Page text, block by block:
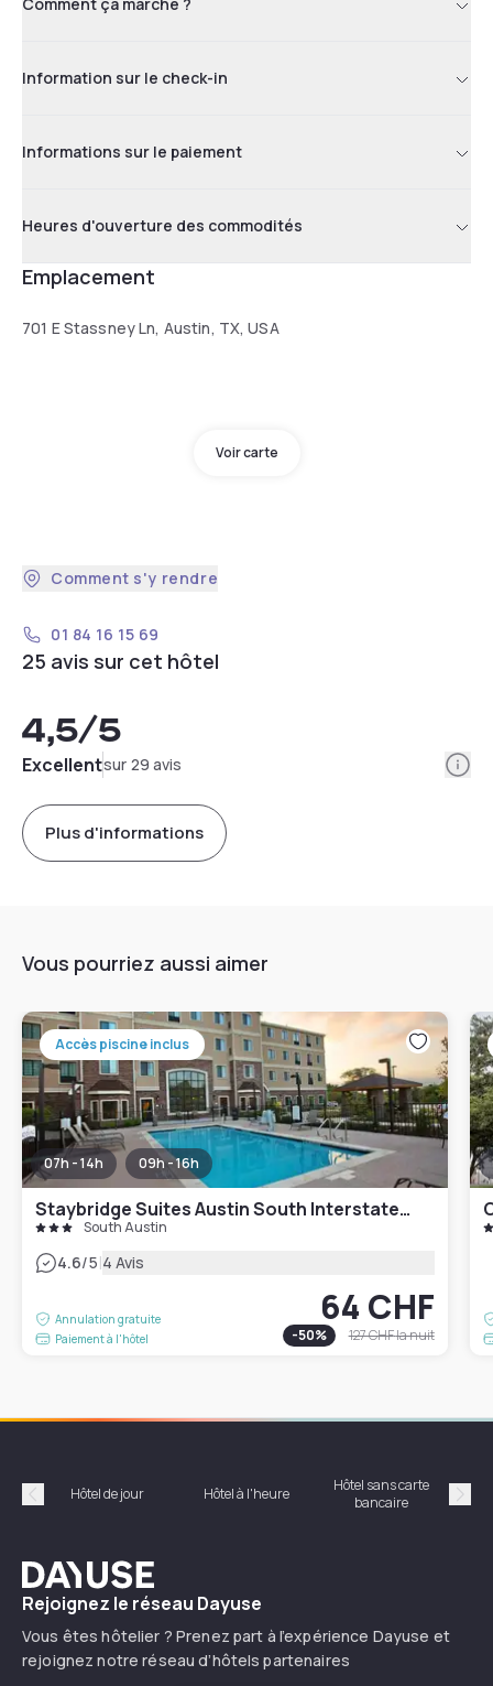
Information sur le check-in
Informations sur le paiement
Heures d'ouverture des commodités
Emplacement
701 E Stassney Ln, Austin, TX, USA
Voir carte
Comment s'y rendre
01 84 16 15 69
25 avis sur cet hôtel
4,5/5
Excellentsur 29 avis
Plus d'informations
Vous pourriez aussi aimer
Accès piscine inclus
07h - 14h 09h - 16h
Staybridge Suites Austin South Interstate Hwy 35 by IHG
South Austin
4.6/5|4 Avis
Annulation gratuite
Paiement à l'hôtel
64 CHF
-50% 127 CHFla nuit
Précédent
Hôtel de jour Hôtel à l'heure
Hôtel sans carte
bancaire
Dayuse
Rejoignez le réseau Dayuse
Vous êtes hôtelier ? Prenez part à l’expérience Dayuse et
rejoignez notre réseau d’hôtels partenaires